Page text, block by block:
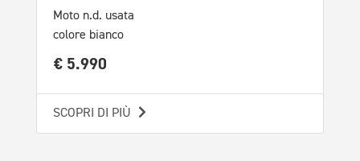
Moto n.d. usata
colore bianco
€ 5.990
SCOPRI DI PIÙ